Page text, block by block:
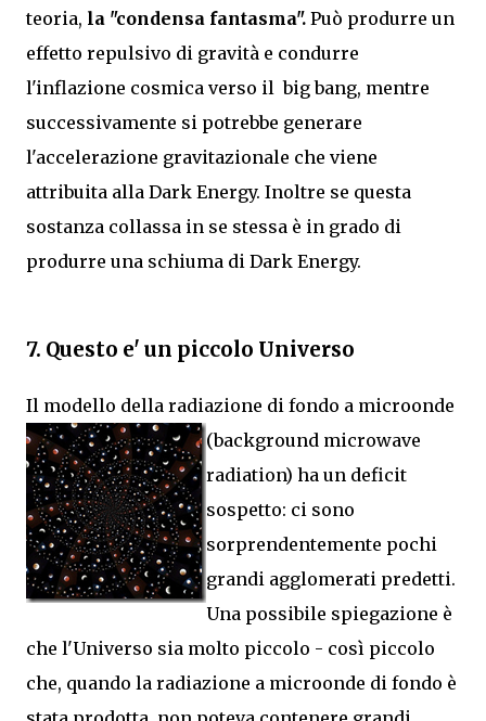
teoria, la "condensa fantasma". Può produrre un
effetto repulsivo di gravità e condurre
l'inflazione cosmica verso il big bang, mentre
successivamente si potrebbe generare
l'accelerazione gravitazionale che viene
attribuita alla Dark Energy. Inoltre se questa
sostanza collassa in se stessa è in grado di
produrre una schiuma di Dark Energy.
7. Questo e' un piccolo Universo
Il modello della radiazione di fondo a microonde
(background microwave
radiation) ha un deficit
sospetto: ci sono
sorprendentemente pochi
grandi agglomerati predetti.
Una possibile spiegazione è
che l'Universo sia molto piccolo - così piccolo
che, quando la radiazione a microonde di fondo è